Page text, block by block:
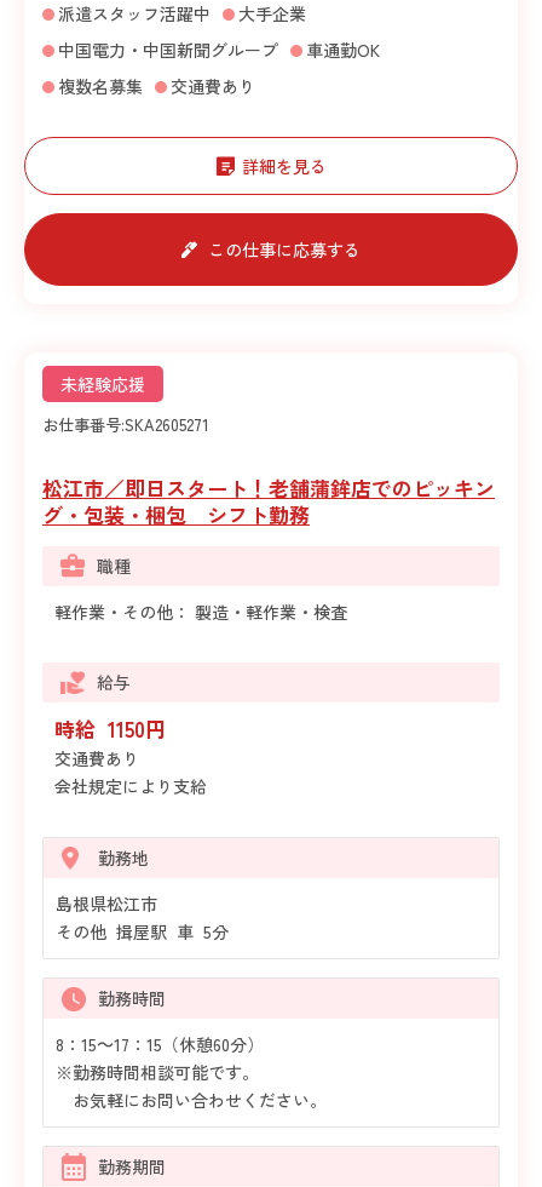
派遣スタッフ活躍中
大手企業
中国電力・中国新聞グループ
車通勤OK
複数名募集
交通費あり
詳細を見る
この仕事に応募する
未経験応援
お仕事番号:SKA2605271
松江市／即日スタート！老舗蒲鉾店でのピッキン
グ・包装・梱包 シフト勤務
職種
軽作業・その他： 製造・軽作業・検査
給与
時給 1150円
交通費あり
会社規定により支給
勤務地
島根県松江市
その他 揖屋駅 車 5分
勤務時間
8：15～17：15（休憩60分）
※勤務時間相談可能です。
お気軽にお問い合わせください。
勤務期間